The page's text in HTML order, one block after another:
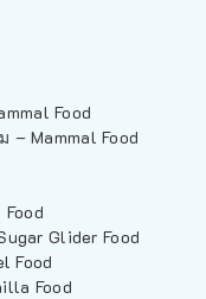
Food
– Mammal Food
Glider Food
Food
Food